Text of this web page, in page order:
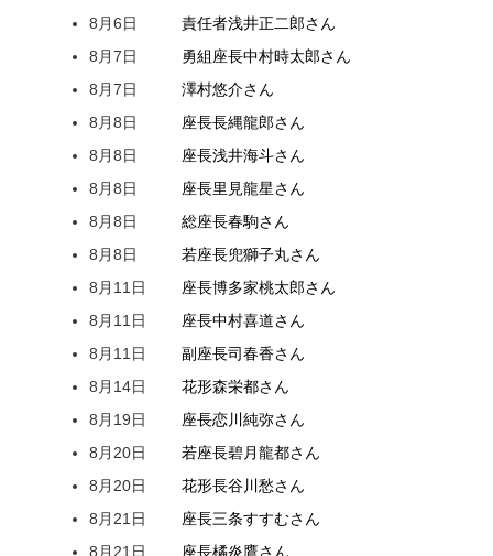
8月6日
責任者浅井正二郎さん
8月7日
勇組座長中村時太郎さん
8月7日
澤村悠介さん
8月8日
座長長縄龍郎さん
8月8日
座長浅井海斗さん
8月8日
座長里見龍星さん
8月8日
総座長春駒さん
8月8日
若座長兜獅子丸さん
8月11日
座長博多家桃太郎さん
8月11日
座長中村喜道さん
8月11日
副座長司春香さん
8月14日
花形森栄都さん
8月19日
座長恋川純弥さん
8月20日
若座長碧月龍都さん
8月20日
花形長谷川愁さん
8月21日
座長三条すすむさん
8月21日
座長橘炎鷹さん